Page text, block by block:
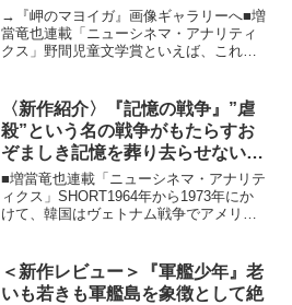
怪大戦争”！
→『岬のマヨイガ』画像ギャラリーへ■増
當竜也連載「ニューシネマ・アナリティ
クス」野間児童文学賞といえば、これま
年度（第54回）の同賞を受賞した柏葉幸
子の「岬のマヨイ...
〈新作紹介〉『記憶の戦争』”虐
殺”という名の戦争がもたらすお
ぞましき記憶を葬り去らせないた
めに……
■増當竜也連載「ニューシネマ・アナリテ
ィクス」SHORT1964年から1973年にか
けて、韓国はヴェトナム戦争でアメリカ
日、南ヴェトナムのクアンナム省ディエ
ンバ...
＜新作レビュー＞『軍艦少年』老
いも若きも軍艦島を象徴として絶